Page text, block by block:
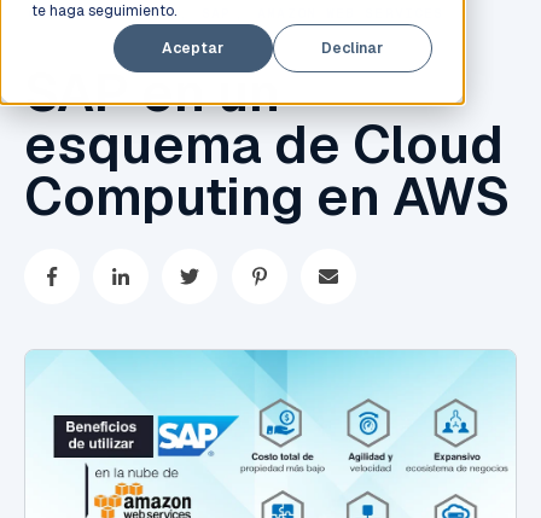
te haga seguimiento.
Aceptar
Declinar
CLOUD COMPUTING
SAP en un
esquema de Cloud
Computing en AWS